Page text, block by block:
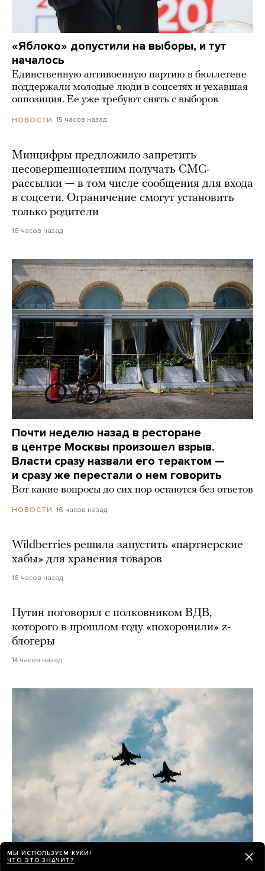
«Яблоко» допустили на выборы, и тут
началось
Единственную антивоенную партию в бюллетене
поддержали молодые люди в соцсетях и уехавшая
оппозиция. Ее уже требуют снять с выборов
НОВОСТИ 15 часов назад
Минцифры предложило запретить
несовершеннолетним получать СМС-
рассылки — в том числе сообщения для входа
в соцсети. Ограничение смогут установить
только родители
16 часов назад
Почти неделю назад в ресторане
в центре Москвы произошел взрыв.
Власти сразу назвали его терактом —
и сразу же перестали о нем говорить
Вот какие вопросы до сих пор остаются без ответов
НОВОСТИ 16 часов назад
Wildberries решила запустить «партнерские
хабы» для хранения товаров
16 часов назад
Путин поговорил с полковником ВДВ,
которого в прошлом году «похоронили» z-
блогеры
14 часов назад
Война
МЫ ИСПОЛЬЗУЕМ КУКИ!
ЧТО ЭТО ЗНАЧИТ?